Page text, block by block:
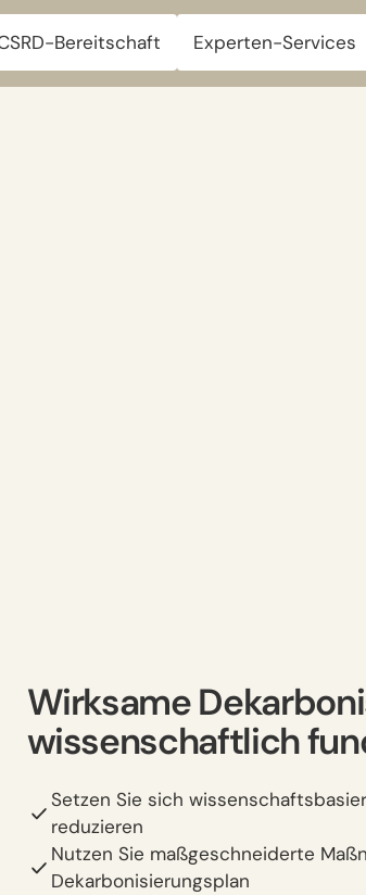
Bereitschaft Experten-Services
Wirksame
wissenschaftlich
Setzen Sie sich
reduzieren
Nutzen Sie maßgeschneiderte
Dekarbonisierungsplan